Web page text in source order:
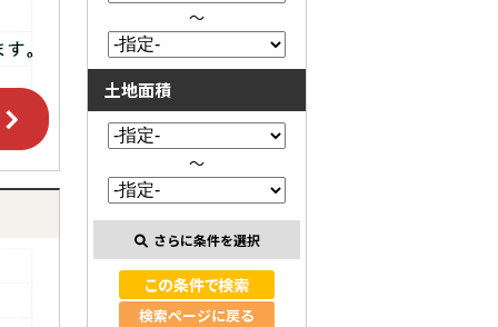
～
土地面積
～
さらに条件を選択
検索ページに戻る